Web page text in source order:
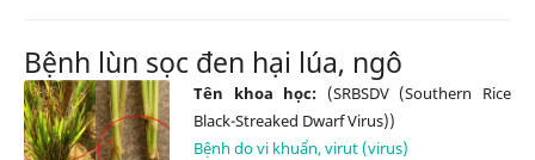
Bệnh lùn sọc đen hại lúa, ngô
Tên khoa học: (SRBSDV (Southern Rice
Black-Streaked Dwarf Virus))
Bệnh do vi khuẩn, virut (virus)